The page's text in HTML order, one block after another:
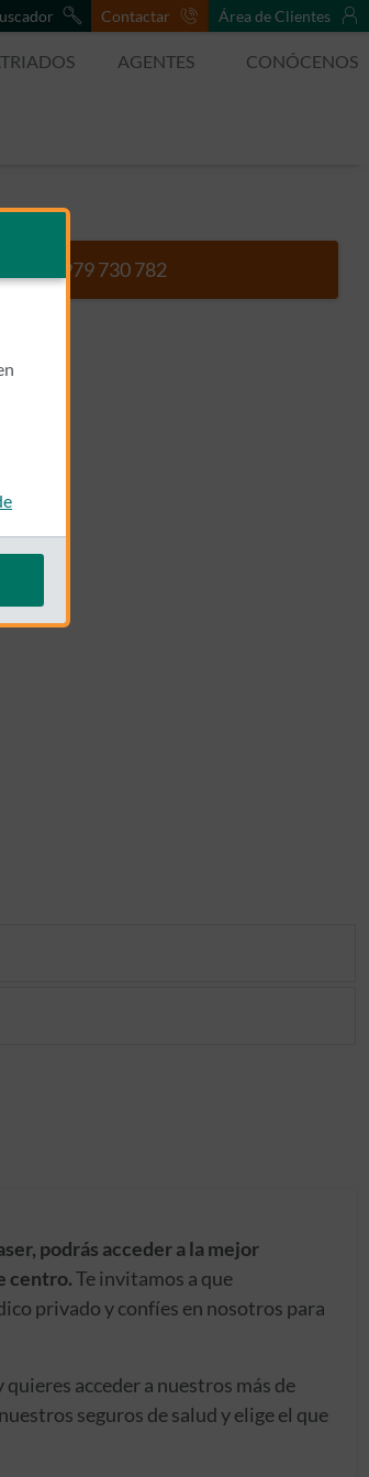
Contactar Área de Clientes
AGENTES CONÓCENOS
979 730 782
Llamar a VACA VACA, JOSE
podrás acceder a la mejor
centro.Te invitamos a que
privado y confíes en nosotros para
acceder a nuestros más de
seguros de salud y elige el que